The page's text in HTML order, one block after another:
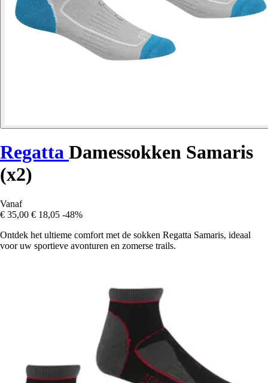
Regatta Damessokken Samaris
(x2)
Vanaf
€ 35,00 € 18,05 -48%
Ontdek het ultieme comfort met de sokken Regatta Samaris, ideaal
voor uw sportieve avonturen en zomerse trails.